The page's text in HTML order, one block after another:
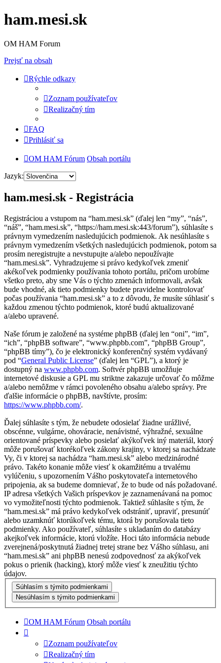
ham.mesi.sk
OM HAM Forum
Prejsť na obsah
Rýchle odkazy
Zoznam používateľov
Realizačný tím
FAQ
Prihlásiť sa
OM HAM Fórum Obsah portálu
Jazyk:
ham.mesi.sk - Registrácia
Registráciou a vstupom na “ham.mesi.sk” (ďalej len “my”, “nás”,
“náš”, “ham.mesi.sk”, “https://ham.mesi.sk:443/forum”), súhlasíte s
právnym vymedzením nasledujúcich podmienok. Ak nesúhlasíte s
právnym vymedzením všetkých nasledujúcich podmienok, potom sa
prosím neregistrujte a nevstupujte a/alebo nepoužívajte
“ham.mesi.sk”. Vyhradzujeme si právo kedykoľvek zmeniť
akékoľvek podmienky používania tohoto portálu, pričom urobíme
všetko preto, aby sme Vás o týchto zmenách informovali, avšak
bude vhodné, ak tieto podmienky budete pravidelne kontrolovať
počas používania “ham.mesi.sk” a to z dôvodu, že musíte súhlasiť s
každou zmenou týchto podmienok, ktoré budú aktualizované
a/alebo upravené.
Naše fórum je založené na systéme phpBB (ďalej len “oni”, “im”,
“ich”, “phpBB software”, “www.phpbb.com”, “phpBB Group”,
“phpBB tímy”), čo je elektronický konferenčný systém vydávaný
pod “General Public License” (ďalej len “GPL”), a ktorý je
dostupný na www.phpbb.com. Softvér phpBB umožňuje
internetové diskusie a GPL mu striktne zakazuje určovať čo môžme
a/alebo nemôžme v rámci povoleného obsahu a/alebo správy. Pre
ďalšie informácie o phpBB, navštívte, prosím:
https://www.phpbb.com/.
Ďalej súhlasíte s tým, že nebudete odosielať žiadne urážlivé,
obscénne, vulgárne, ohováracie, nenávistné, výhražné, sexuálne
orientované príspevky alebo posielať akýkoľvek iný materiál, ktorý
môže porušovať ktorékoľvek zákony krajiny, v ktorej sa nachádzate
Vy, či v ktorej sa nachádza “ham.mesi.sk” alebo medzinárodné
právo. Takéto konanie môže viesť k okamžitému a trvalému
vylúčeniu, s upozornením Vášho poskytovateľa internetového
pripojenia, ak sa budeme domnievať, že to bude od nás požadované.
IP adresa všetkých Vašich príspevkov je zaznamenávaná na pomoc
vo vymožiteľnosti týchto podmienok. Taktiež súhlasíte s tým, že
“ham.mesi.sk” má právo kedykoľvek odstrániť, upraviť, presunúť
alebo uzamknúť ktorúkoľvek tému, ktorá by porušovala tieto
podmienky. Ako používateľ, súhlasíte s ukladaním do databázy
akejkoľvek informácie, ktorú vložíte. Hoci táto informácia nebude
zverejnená/poskytnutá žiadnej tretej strane bez Vášho súhlasu, ani
“ham.mesi.sk” ani phpBB nenesú zodpovednosť za akýkoľvek
pokus o prienik (hacking), ktorý môže viesť k zneužitiu týchto
údajov.
OM HAM Fórum Obsah portálu
Zoznam používateľov
Realizačný tím